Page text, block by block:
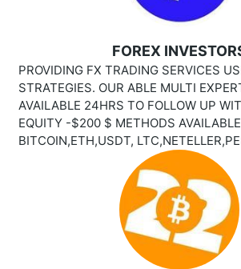
FOREX
PROVIDING FX TRADING SERVICES
STRATEGIES. OUR ABLE MULTI
AVAILABLE 24HRS TO FOLLOW UP
EQUITY -$200 $ METHODS
BITCOIN,ETH,USDT,